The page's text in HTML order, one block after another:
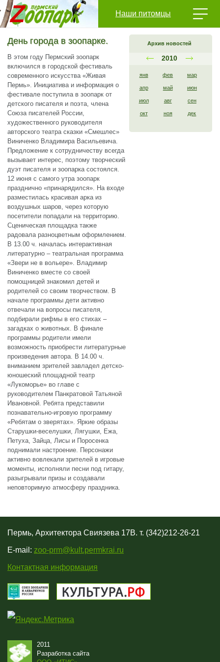
Наши питомцы
Архив новостей
2010
янв фев мар
апр май июн
июл авг сен
окт ноя дек
День города в зоопарке.
В этом году Пермский зоопарк
включился в городской фестиваль
современного искусства «Живая
Пермь». Инициатива и информация о
фестивале поступила в зоопарк от
детского писателя и поэта, члена
Союза писателей России,
художественного руководителя
авторского театра сказки «Смешлес»
Виниченко Владимира Васильевича.
Предложение к сотрудничеству всегда
вызывает интерес, поэтому творческий
дуэт писателя и зоопарка состоялся.
12 июня с самого утра зоопарк
празднично «принарядился». На входе
разместилась красивая арка из
воздушных шаров, через которую
посетители попадали на территорию.
Сценическая площадка также
радовала разноцветным оформлением.
В 13.00 ч. началась интерактивная
литературно – театральная программа
«Звери не в вольере». Владимир
Виниченко вместе со своей
помощницей знакомил детей и
родителей со своим творчеством. В
начале программы дети активно
отвечали на вопросы писателя,
подбирали рифмы в его стихах –
загадках о животных. В финале
программы родители имели
возможность приобрести литературные
произведения автора. В 14.00 ч.
вниманием зрителей завладел детско-
юношеский площадной театр
«Лукоморье» во главе с
руководителем Панкратовой Татьяной
Ивановной. Ребята представили
познавательно-игровую программу
«Ребятам о зверятах». Яркие образы
Старушки-веселушки, Лягушки, Ежа,
Петуха, Зайца, Лисы и Поросенка
поднимали настроение. Персонажи
активно вовлекали зрителей в игровые
моменты, исполняли песни под гитару,
разыгрывали призы и создавали
неповторимую атмосферу праздника.
Пермь, Архитектора Свиязева 17В. т. (342)212-26-21
E-mail: zoo-prm@kult.permkrai.ru
Контактная информация
2011
Разработка сайта